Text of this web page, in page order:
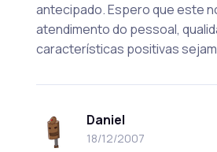
antecipado. Espero que este
atendimento do pessoal,
características positivas
Daniel
18/12/2007